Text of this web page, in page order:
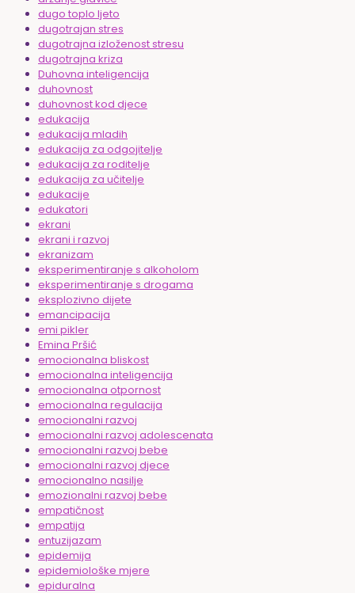
dugo toplo ljeto
dugotrajan stres
dugotrajna izloženost stresu
dugotrajna kriza
Duhovna inteligencija
duhovnost
duhovnost kod djece
edukacija
edukacija mladih
edukacija za odgojitelje
edukacija za roditelje
edukacija za učitelje
edukacije
edukatori
ekrani
ekrani i razvoj
ekranizam
eksperimentiranje s alkoholom
eksperimentiranje s drogama
eksplozivno dijete
emancipacija
emi pikler
Emina Pršić
emocionalna bliskost
emocionalna inteligencija
emocionalna otpornost
emocionalna regulacija
emocionalni razvoj
emocionalni razvoj adolescenata
emocionalni razvoj bebe
emocionalni razvoj djece
emocionalno nasilje
emozionalni razvoj bebe
empatičnost
empatija
entuzijazam
epidemija
epidemiološke mjere
epiduralna